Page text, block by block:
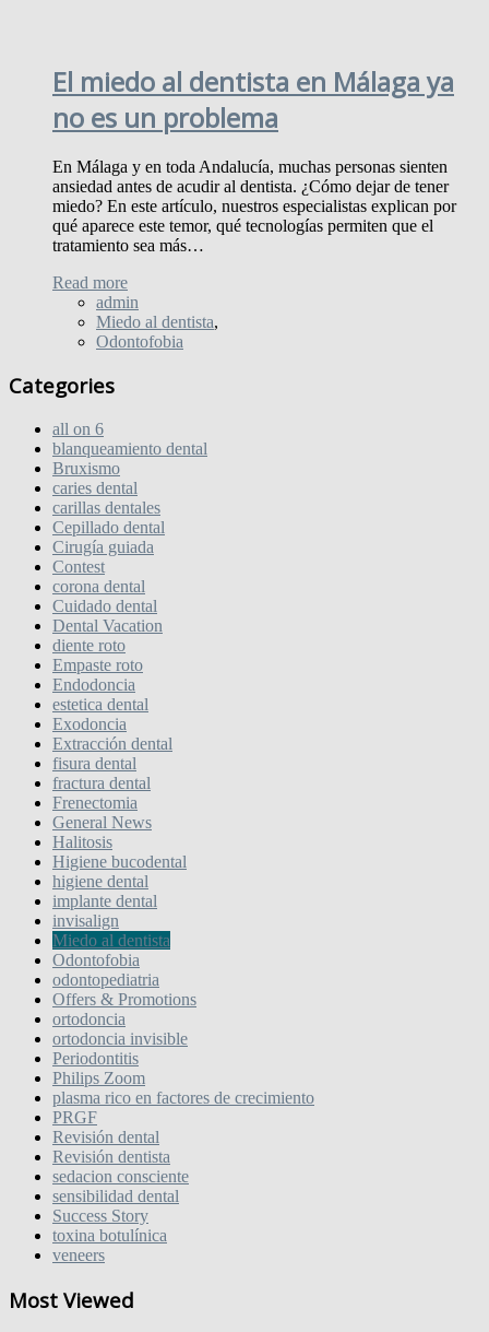
El miedo al dentista en Málaga ya
no es un problema
En Málaga y en toda Andalucía, muchas personas sienten
ansiedad antes de acudir al dentista. ¿Cómo dejar de tener
miedo? En este artículo, nuestros especialistas explican por
qué aparece este temor, qué tecnologías permiten que el
tratamiento sea más…
Read more
admin
Miedo al dentista,
Odontofobia
Categories
all on 6
blanqueamiento dental
Bruxismo
caries dental
carillas dentales
Cepillado dental
Cirugía guiada
Contest
corona dental
Cuidado dental
Dental Vacation
diente roto
Empaste roto
Endodoncia
estetica dental
Exodoncia
Extracción dental
fisura dental
fractura dental
Frenectomia
General News
Halitosis
Higiene bucodental
higiene dental
implante dental
invisalign
Miedo al dentista
Odontofobia
odontopediatria
Offers & Promotions
ortodoncia
ortodoncia invisible
Periodontitis
Philips Zoom
plasma rico en factores de crecimiento
PRGF
Revisión dental
Revisión dentista
sedacion consciente
sensibilidad dental
Success Story
toxina botulínica
veneers
Most Viewed